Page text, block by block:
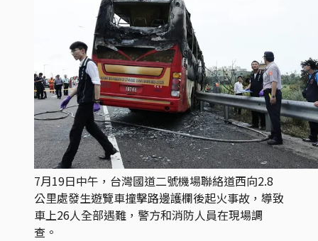
7月19日中午，台灣國道二號機場聯絡道西向2.8
公里處發生遊覽車撞擊路邊護欄後起火事故，導致
車上26人全部遇難，警方和消防人員在現場調
查。